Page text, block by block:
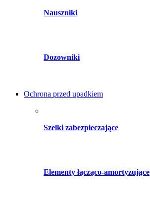
Nauszniki
Dozowniki
Ochrona przed upadkiem
Szelki zabezpieczające
Elementy łącząco-amortyzujące